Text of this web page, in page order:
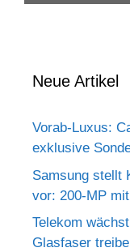
Neue Artikel
Vorab-Luxus:
exklusive
Samsung stellt
vor: 200-MP
Telekom
Glasfaser